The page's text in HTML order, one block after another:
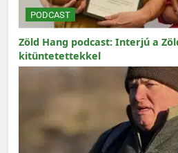
PODCAST
Zöld Hang podcast: Interjú a
kitüntetettekkel